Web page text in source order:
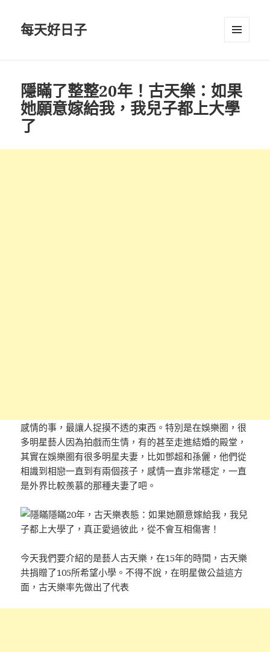
每天好日子
隱瞞了整整20年！古天樂：如果
她願意嫁給我，我兒子都上大學
了
感情的事，最讓人捉摸不透的東西。特別是在娛樂圈，很
多明星藝人因為拍戲而生情，有的甚至走進結婚的殿堂，
其實在娛樂圈有很多明星夫妻，比如鄧超和孫儷，他們從
相識到相戀一直到有兩個孩子，感情一直非常穩定，一直
是外界比較羨慕的那種夫妻了吧。
今天我們要介紹的是藝人古天樂，在15年的時間，古天樂
共捐贈了105所希望小學。不得不說，在明星做公益這方
面，古天樂率先做出了代表